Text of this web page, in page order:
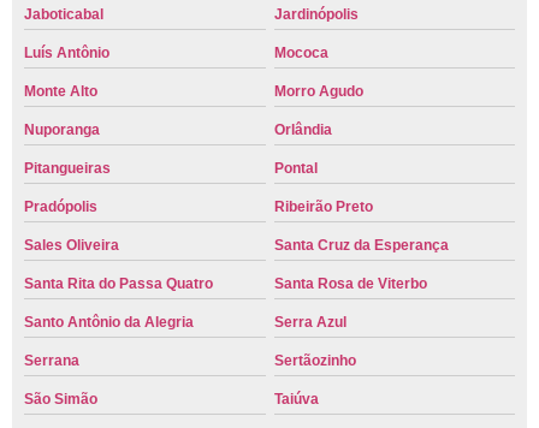
Jaboticabal Jardinópolis
Luís Antônio Mococa
Monte Alto Morro Agudo
Nuporanga Orlândia
Pitangueiras Pontal
Pradópolis Ribeirão Preto
Sales Oliveira Santa Cruz da Esperança
Santa Rita do Passa Quatro Santa Rosa de Viterbo
Santo Antônio da Alegria Serra Azul
Serrana Sertãozinho
São Simão Taiúva